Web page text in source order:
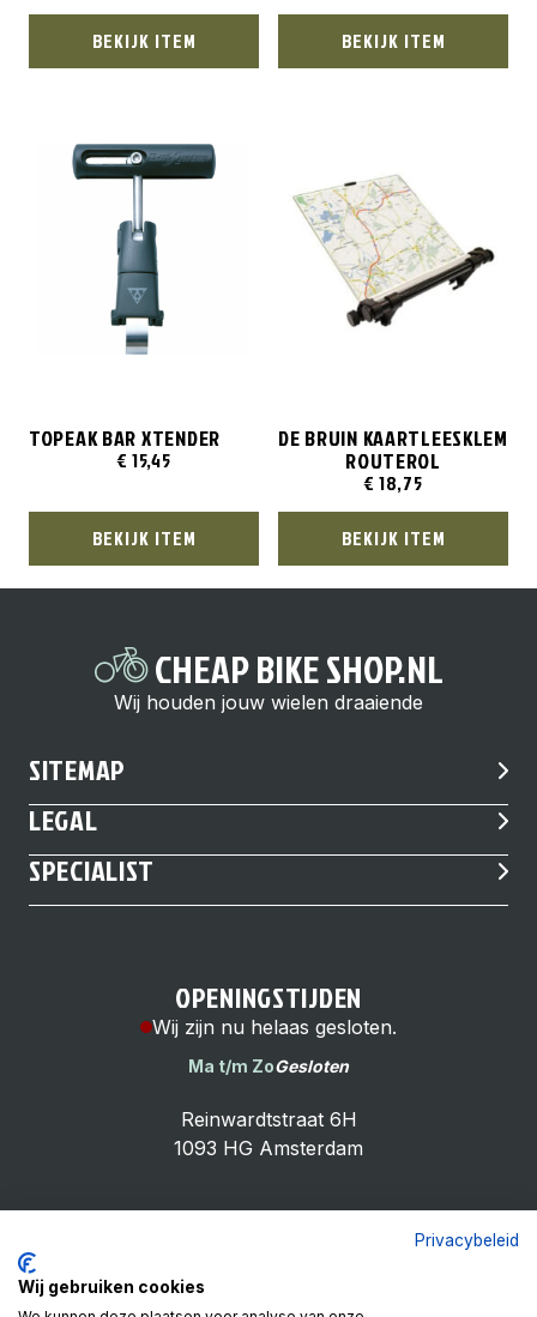
BEKIJK ITEM BEKIJK ITEM
TOPEAK BAR XTENDER
€ 15,45
BEKIJK ITEM
DE BRUIN KAARTLEESKLEM
ROUTEROL
€ 18,75
BEKIJK ITEM
CHEAP BIKE SHOP.NL
Wij houden jouw wielen draaiende
SITEMAP
LEGAL
SPECIALIST
Cheap Bike Shop
OPENINGSTIJDEN
Wij zijn nu helaas gesloten.
Ma t/m ZoGesloten
Reinwardtstraat 6H
1093 HG Amsterdam
Privacybeleid
Wij gebruiken cookies